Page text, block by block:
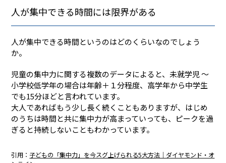
人が集中できる時間には限界がある
人が集中できる時間というのはどのくらいなのでしょう
か。
児童の集中力に関する複数のデータによると、未就学児 ～
小学校低学年の場合は年齢＋１分程度、高学年から中学生
でも15分ほどと言われています。
大人であればもう少し長く続くこともありますが、はじめ
のうちは時間と共に集中力が高まっていっても、ピークを過
ぎると持続しないこともわかっています。
引用： 子どもの「集中力」を今スグ上げられる5大方法｜ダイヤモンド・オ